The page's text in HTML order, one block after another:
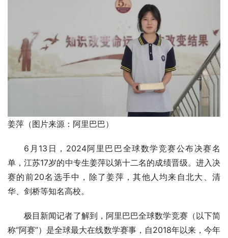
姜萍（图片来源：阿里巴巴）
6月13日，2024阿里巴巴全球数学竞赛公布决赛名
单，江苏17岁的中专生姜萍以第十二名的成绩晋级。进入决
赛的前20名选手中，除了姜萍，其他人均来自北大、清
华、剑桥等知名高校。
极目新闻记者了解到，阿里巴巴全球数学竞赛（以下简
称“阿赛”）是全球最大在线数学赛事，自2018年以来，今年